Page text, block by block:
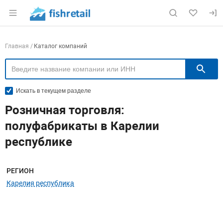
Раздел навигации по сайту fishretail.ru
Навигация по компаниям
Главная Каталог компаний
Искать в текущем разделе
Розничная торговля:
полуфабрикаты в Карелии
республике
Меню навигации
РЕГИОН
Карелия республика